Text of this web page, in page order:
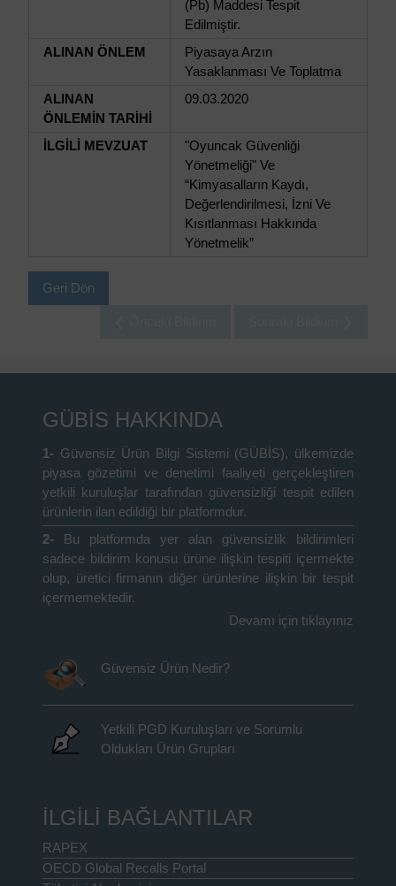
(Pb) Maddesi Tespit
Edilmiştir.
ALINAN ÖNLEM
Piyasaya Arzın
Yasaklanması Ve Toplatma
ALINAN
ÖNLEMİN TARİHİ
09.03.2020
İLGİLİ MEVZUAT
"Oyuncak Güvenliği
Yönetmeliği" Ve
“Kimyasalların Kaydı,
Değerlendirilmesi, İzni Ve
Kısıtlanması Hakkında
Yönetmelik”
Geri Dön
GÜBİS HAKKINDA
1- Güvensiz Ürün Bilgi Sistemi (GÜBİS), ülkemizde
piyasa gözetimi ve denetimi faaliyeti gerçekleştiren
yetkili kuruluşlar tarafından güvensizliği tespit edilen
ürünlerin ilan edildiği bir platformdur.
2- Bu platformda yer alan güvensizlik bildirimleri
sadece bildirim konusu ürüne ilişkin tespiti içermekte
olup, üretici firmanın diğer ürünlerine ilişkin bir tespit
içermemektedir.
Devamı için tıklayınız
Güvensiz Ürün Nedir?
Yetkili PGD Kuruluşları ve Sorumlu
Oldukları Ürün Grupları
İLGİLİ BAĞLANTILAR
RAPEX
OECD Global Recalls Portal